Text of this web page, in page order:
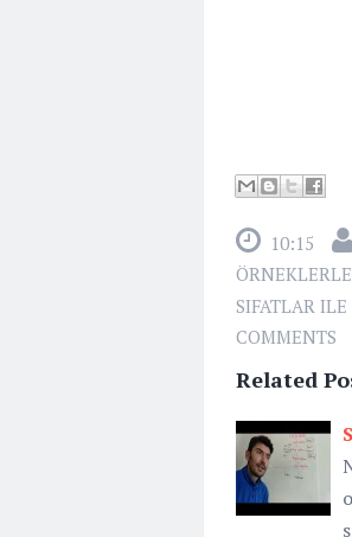
10:15
SIFATLAR
COMMENTS
Related